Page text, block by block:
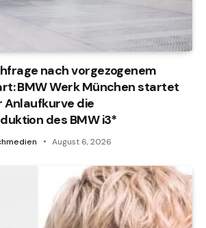
nach vorgezogenem
BMW Werk München startet
Anlaufkurve die
des BMW i3*
August 6, 2026